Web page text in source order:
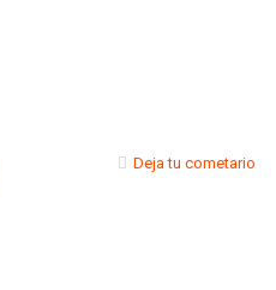
Deja tu cometario